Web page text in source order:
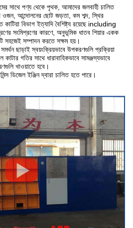
সাথে পণ্য থেকে পৃথক, আমাদের জলবাহী চালিত
ওজন, আন্দোলনের ছোট জড়তা, কম শব্দ, স্থির
বিভাগ ইত্যাদি বৈশিষ্ট্য রয়েছে including
সংমিশ্রণের কারণে, অনুভূমিক ধাতব শিয়ার একক
সহজেই সম্পাদন করতে সক্ষম হয়।
ছাড়াই স্বয়ংক্রিয়ভাবে উপকরণগুলি প্রক্রিয়া
গতির সাথে ধারাবাহিকভাবে সামঞ্জস্যভাবে
খাওয়াতে হবে।
ডিজেল ইঞ্জিন দ্বারা চালিত হতে পারে।